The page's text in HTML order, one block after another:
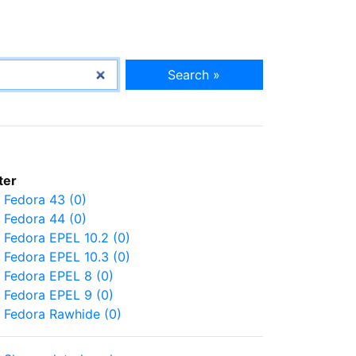
Search »
Fedora 43 (0)
Fedora 44 (0)
Fedora EPEL 10.2 (0)
Fedora EPEL 10.3 (0)
Fedora EPEL 8 (0)
Fedora EPEL 9 (0)
Fedora Rawhide (0)